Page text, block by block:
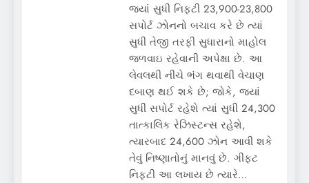
જ્યાં સુધી નિફ્ટી 23,900-23,800
સપોર્ટ ઝોનનો બચાવ કરે છે ત્યાં
સુધી તેજી તરફી સુધારાનો માહોલ
જળવાઇ રહેવાની અપેક્ષા છે. આ
લેવલથી નીચે ભંગ થવાથી વેચાણ
દબાણ થઈ શકે છે; જોકે, જ્યાં
સુધી સપોર્ટ રહેશે ત્યાં સુધી 24,300
તાત્કાલિક રેઝિસ્ટન્સ રહેશે,
ત્યારબાદ 24,600 ઝોન આવી શકે
તેવું નિષ્ણાતોનું માનવું છે. ગીફ્ટ
નિફ્ટી આ લખાય છે ત્યારે…